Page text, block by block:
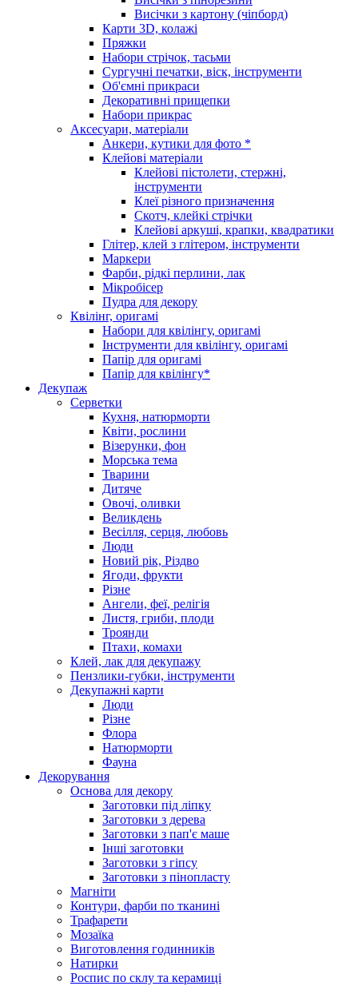
Висічки з картону (чіпборд)
Карти 3D, колажі
Пряжки
Набори стрічок, тасьми
Сургучні печатки, віск, інструменти
Об'ємні прикраси
Декоративні прищепки
Набори прикрас
Аксесуари, матеріали
Анкери, кутики для фото *
Клейові матеріали
Клейові пістолети, стержні,
інструменти
Клеї різного призначення
Скотч, клейкі стрічки
Клейові аркуші, крапки, квадратики
Глітер, клей з глітером, інструменти
Маркери
Фарби, рідкі перлини, лак
Мікробісер
Пудра для декору
Квілінг, оригамі
Набори для квілінгу, оригамі
Інструменти для квілінгу, оригамі
Папір для оригамі
Папір для квілінгу*
Декупаж
Серветки
Кухня, натюрморти
Квіти, рослини
Візерунки, фон
Морська тема
Тварини
Дитяче
Овочі, оливки
Великдень
Весілля, серця, любовь
Люди
Новий рік, Різдво
Ягоди, фрукти
Різне
Ангели, феї, релігія
Листя, гриби, плоди
Троянди
Птахи, комахи
Клей, лак для декупажу
Пензлики-губки, інструменти
Декупажні карти
Люди
Різне
Флора
Натюрморти
Фауна
Декорування
Основа для декору
Заготовки під ліпку
Заготовки з дерева
Заготовки з пап'є маше
Інші заготовки
Заготовки з гіпсу
Заготовки з пінопласту
Магніти
Контури, фарби по тканині
Трафарети
Мозаїка
Виготовлення годинників
Натирки
Роспис по склу та керамиці